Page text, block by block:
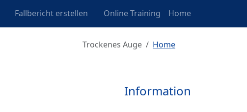
Home
Online Training
Fallbericht erstellen
Home
Trockenes Auge
Information